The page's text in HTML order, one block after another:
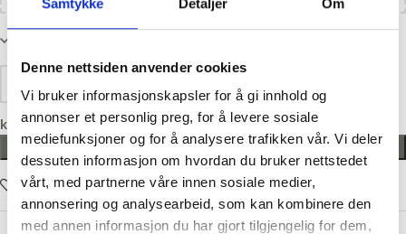
Denne nettsiden anvender cookies
Vi bruker informasjonskapsler for å gi innhold og
annonser et personlig preg, for å levere sosiale
mediefunksjoner og for å analysere trafikken vår. Vi deler
dessuten informasjon om hvordan du bruker nettstedet
vårt, med partnerne våre innen sosiale medier,
annonsering og analysearbeid, som kan kombinere den
med annen informasjon du har gjort tilgjengelig for dem,
kr 0,00
LEGG I HANDLEKURV
Legg i ønskelisten